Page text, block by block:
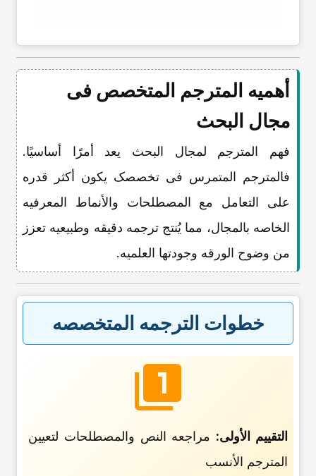
أهمیه المترجم المتخصص فی
مجال البحث
فهم المترجم لمجال البحث یعد أمرًا أساسیًا.
فالمترجم المتمرس فی تخصصک یکون أکثر قدره
على التعامل مع المصطلحات والأنماط المعرفیه
الخاصه بالمجال، مما یُنتج ترجمه دقیقه وطبیعیه تعزز
من وضوح الورقه وجودتها العلمیه.
خطوات الترجمه المتخصصه
التقییم الأولی: مراجعه النص والمصطلحات لتعیین
المترجم الأنسب